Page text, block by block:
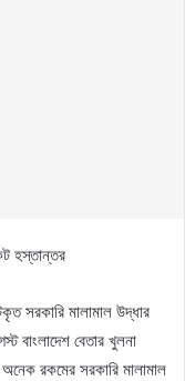
হস্তান্তর
সরকারি মালামাল উদ্ধার
বাংলাদেশ বেতার খুলনা
রকমের সরকারি মালামাল